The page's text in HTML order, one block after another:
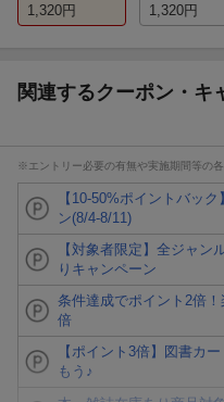
1,320円 1,320円
関連するクーポン・キ
※エントリー必要の有無や実施期間等の
【10-50%ポイントバッ
ン(8/4-8/11)
【対象者限定】全ジャ
りキャンペーン
条件達成でポイント2倍
倍
【ポイント3倍】図書カ
もう♪